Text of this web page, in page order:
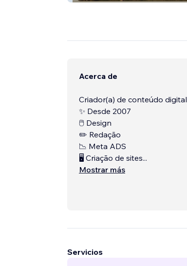
Acerca de
Criador(a) de conteúdo digital
✨ Desde 2007
🖱 Design
✏️ Redação
📉 Meta ADS
🖥 Criação de sites...
Mostrar más
Servicios